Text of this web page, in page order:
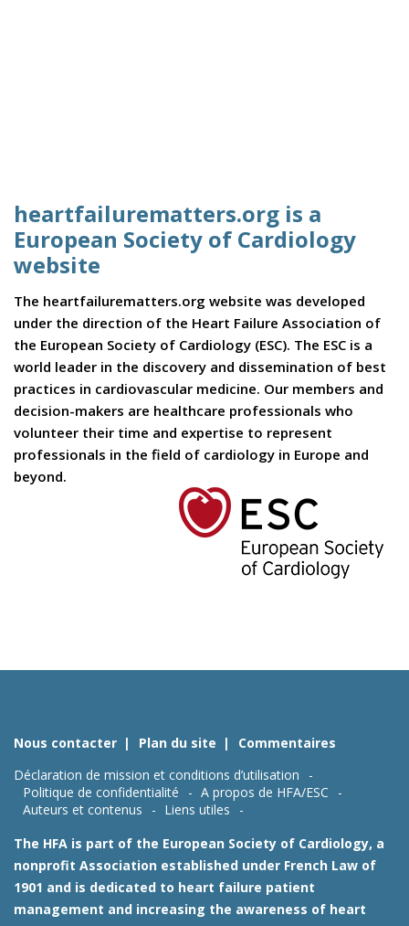
heartfailurematters.org is a
European Society of Cardiology
website
The heartfailurematters.org website was developed
under the direction of the Heart Failure Association of
the European Society of Cardiology (ESC). The ESC is a
world leader in the discovery and dissemination of best
practices in cardiovascular medicine. Our members and
decision-makers are healthcare professionals who
volunteer their time and expertise to represent
professionals in the field of cardiology in Europe and
beyond.
Nous contacter Plan du site
Commentaires
Déclaration de mission et conditions d’utilisation
Politique de confidentialité
A propos de HFA/ESC
Auteurs et contenus
Liens utiles
The HFA is part of the European Society of Cardiology, a
nonprofit Association established under French Law of
1901 and is dedicated to heart failure patient
management and increasing the awareness of heart